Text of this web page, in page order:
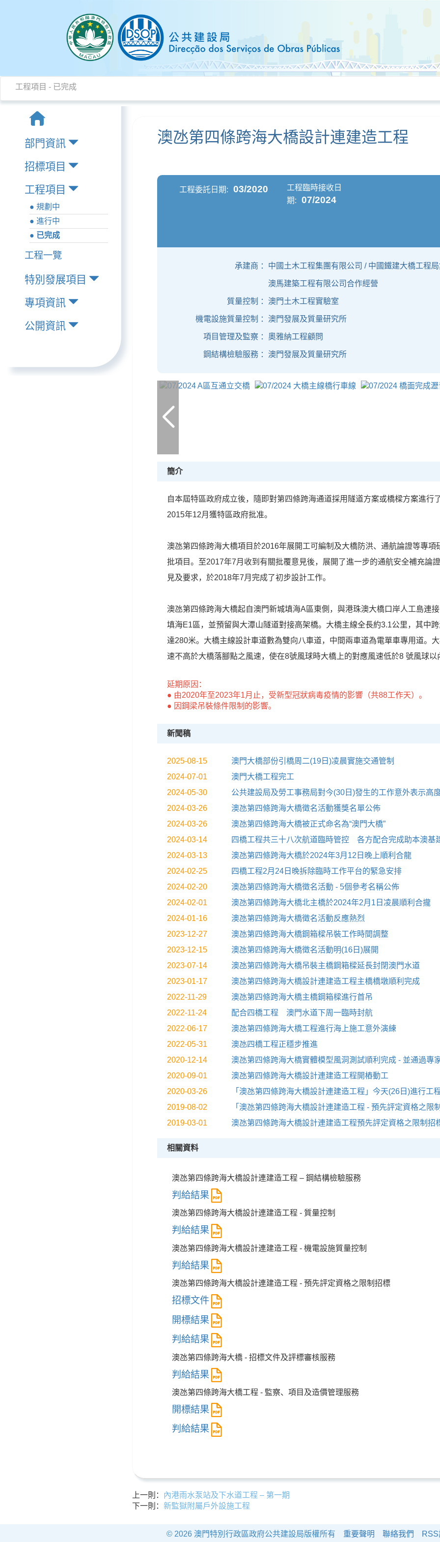
工程項目 - 已完成
部門資訊
招標項目
工程項目
● 規劃中
● 進行中
● 已完成
工程一覽
特別發展項目
專項資訊
公開資訊
澳氹第四條跨海大橋設計連建造工程
工程委託日期: 03/2020
工程臨時接收日
期:
07/2024
承建商 ： 中國土木工程集團有限公司 / 中國鐵建大橋工程
澳馬建築工程有限公司合作經營
質量控制 ： 澳門土木工程實驗室
機電設施質量控制 ： 澳門發展及質量研究所
項目管理及監察 ：奧雅納工程顧問
鋼結構檢驗服務 ： 澳門發展及質量研究所
簡介
自本屆特區政府成立後，隨即對第四條跨海通道採用隧道方案或橋樑方案進行
2015年12月獲特區政府批准。
澳氹第四條跨海大橋項目於2016年展開工可編制及大橋防洪、通航論證等專
批項目。至2017年7月收到有關批覆意見後，展開了進一步的通航安全補充論
見及要求，於2018年7月完成了初步設計工作。
澳氹第四條跨海大橋起自澳門新城填海A區東側，與港珠澳大橋口岸人工島連
填海E1區，並預留與大潭山隧道對接高架橋。大橋主線全長約3.1公里，其中
達280米。大橋主線設計車道數為雙向八車道，中間兩車道為電單車專用道。
速不高於大橋落腳點之風速，使在8號風球時大橋上的對應風速低於8 號風球以
延期原因：
● 由2020年至2023年1月止，受新型冠狀病毒疫情的影響（共88工作天）。
● 因鋼梁吊裝條件限制的影響。
新聞稿
2025-08-15
澳門大橋部份引橋周二(19日)凌晨實施交通管制
2024-07-01
澳門大橋工程完工
2024-05-30
公共建設局及勞工事務局對今(30日)發生的工作意外表示高
2024-03-26
澳氹第四條跨海大橋徵名活動獲獎名單公佈
2024-03-26
澳氹第四條跨海大橋被正式命名為“澳門大橋”
2024-03-14
四橋工程共三十八次航道臨時管控 各方配合完成助本澳基
2024-03-13
澳氹第四條跨海大橋於2024年3月12日晚上順利合龍
2024-02-25
四橋工程2月24日晚拆除臨時工作平台的緊急安排
2024-02-20
澳氹第四條跨海大橋徵名活動 - 5個參考名稱公佈
2024-02-01
澳氹第四條跨海大橋北主橋於2024年2月1日凌晨順利合攏
2024-01-16
澳氹第四條跨海大橋徵名活動反應熱烈
2023-12-27
澳氹第四條跨海大橋鋼箱樑吊裝工作時間調整
2023-12-15
澳氹第四條跨海大橋徵名活動明(16日)展開
2023-07-14
澳氹第四條跨海大橋吊裝主橋鋼箱樑延長封閉澳門水道
2023-01-17
澳氹第四條跨海大橋設計連建造工程主橋橋墩順利完成
2022-11-29
澳氹第四條跨海大橋主橋鋼箱樑進行首吊
2022-11-24
配合四橋工程 澳門水道下周一臨時封航
2022-06-17
澳氹第四條跨海大橋工程進行海上施工意外演練
2022-05-31
澳氹四橋工程正穩步推進
2020-12-14
澳氹第四條跨海大橋實體模型風洞測試順利完成 - 並通過專
2020-09-01
澳氹第四條跨海大橋設計連建造工程開樁動工
2020-03-26
「澳氹第四條跨海大橋設計連建造工程」今天(26日)進行工
2019-08-02
「澳氹第四條跨海大橋設計連建造工程 - 預先評定資格之限
2019-03-01
澳氹第四條跨海大橋設計連建造工程預先評定資格之限制招
相關資料
澳氹第四條跨海大橋設計連建造工程 – 鋼結構檢驗服務
判給結果
澳氹第四條跨海大橋設計連建造工程 - 質量控制
判給結果
澳氹第四條跨海大橋設計連建造工程 - 機電設施質量控制
判給結果
澳氹第四條跨海大橋設計連建造工程 - 預先評定資格之限制招標
招標文件
開標結果
判給結果
澳氹第四條跨海大橋 - 招標文件及評標審核服務
判給結果
澳氹第四條跨海大橋工程 - 監察、項目及造價管理服務
開標結果
判給結果
上一則： 內港雨水泵站及下水道工程 – 第一期
下一則： 新監獄附屬戶外設施工程
© 2026 澳門特別行政區政府公共建設局版權所有 重要聲明 聯絡我們 RSS